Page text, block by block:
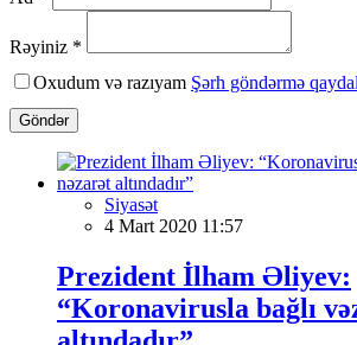
Rəyiniz *
Oxudum və razıyam Şərh göndərmə
Göndər
Siyasət
4 Mart 2020 11:57
Prezident İlham Əliyev:
“Koronavirusla bağlı